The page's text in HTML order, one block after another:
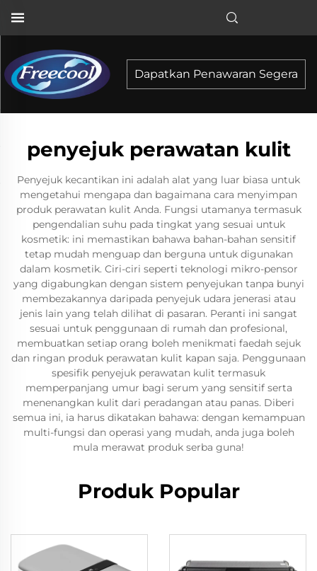
Dapatkan Penawaran Segera
penyejuk perawatan kulit
Penyejuk kecantikan ini adalah alat yang luar biasa untuk
mengetahui mengapa dan bagaimana cara menyimpan
produk perawatan kulit Anda. Fungsi utamanya termasuk
pengendalian suhu pada tingkat yang sesuai untuk
kosmetik: ini memastikan bahawa bahan-bahan sensitif
tetap mudah menguap dan berguna untuk digunakan
dalam kosmetik. Ciri-ciri seperti teknologi mikro-pensor
yang digabungkan dengan sistem penyejukan tanpa bunyi
membezakannya daripada penyejuk udara jenerasi atau
jenis lain yang telah dilihat di pasaran. Peranti ini sangat
sesuai untuk penggunaan di rumah dan profesional,
membuatkan setiap orang boleh menikmati faedah sejuk
dan ringan produk perawatan kulit kapan saja. Penggunaan
spesifik penyejuk perawatan kulit termasuk
memperpanjang umur bagi serum yang sensitif serta
menenangkan kulit dari peradangan atau panas. Diberi
semua ini, ia harus dikatakan bahawa: dengan kemampuan
multi-fungsi dan operasi yang mudah, anda juga boleh
mula merawat produk serba guna!
Produk Popular